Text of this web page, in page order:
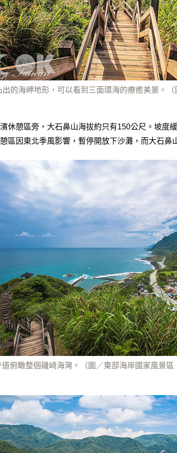
的海岬地形，可以看到三面環海的療癒美景。（
休憩區旁，大石鼻山海拔約只有150公尺。坡度
區因東北季風影響，暫停開放下沙灘，而大石鼻
俯瞰整個磯崎海灣。（圖／東部海岸國家風景區